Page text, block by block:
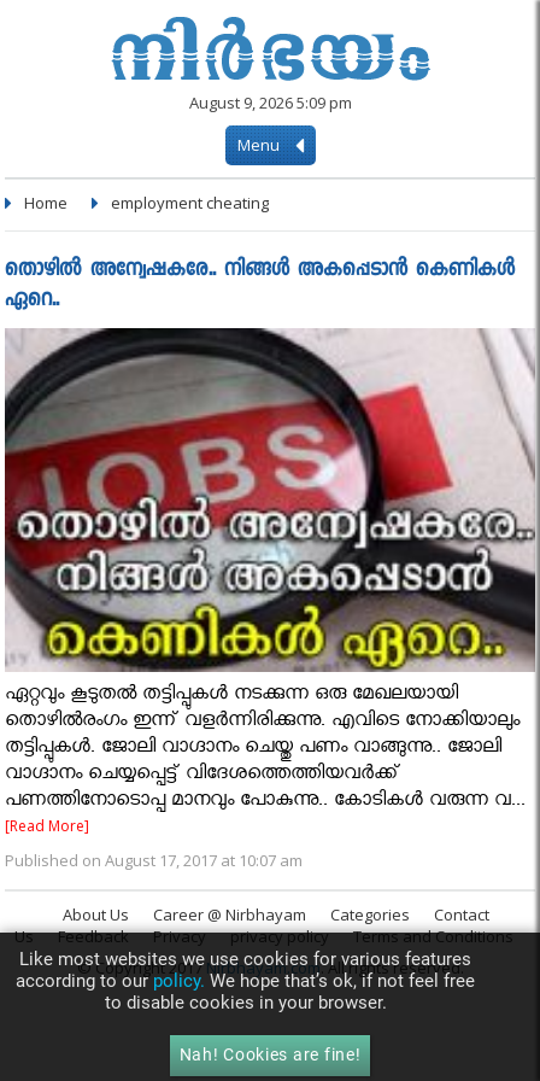
August 9, 2026 5:09 pm
Menu
Home employment cheating
തൊഴിൽ അന്വേഷകരേ.. നിങ്ങൾ അകപ്പെടാൻ കെണികൾ
ഏറെ..
ഏറ്റവും കൂടുതൽ തട്ടിപ്പുകൾ നടക്കുന്ന ഒരു മേഖലയായി
തൊഴിൽരംഗം ഇന്ന് വളർന്നിരിക്കുന്നു. എവിടെ നോക്കിയാലും
തട്ടിപ്പുകൾ. ജോലി വാഗ്ദാനം ചെയ്തു പണം വാങ്ങുന്നു.. ജോലി
വാഗ്ദാനം ചെയ്യപ്പെട്ട് വിദേശത്തെത്തിയവർക്ക്
പണത്തിനോടൊപ്പ മാനവും പോകുന്നു.. കോടികൾ വരുന്ന വ...
[Read More]
Published on August 17, 2017 at 10:07 am
About Us Career @ Nirbhayam Categories
Contact
Us
Feedback Privacy privacy policy
Terms and Conditions
© Copyright 2017Nirbhayam.com. All rights reserved.
Like most websites we use cookies for various features
according to ourpolicy.We hope that’s ok, if not feel free
to disable cookies in your browser.
Nah! Cookies are fine!